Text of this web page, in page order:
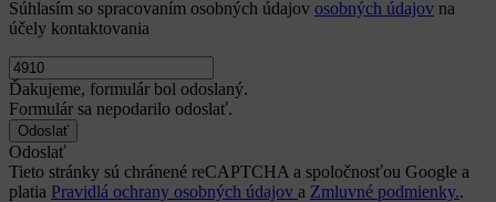
Súhlasím so spracovaním osobných údajov osobných údajov na
účely kontaktovania
Ďakujeme, formulár bol odoslaný.
Formulár sa nepodarilo odoslať.
Odoslať
Tieto stránky sú chránené reCAPTCHA a spoločnosťou Google a
platia Pravidlá ochrany osobných údajov a Zmluvné podmienky..